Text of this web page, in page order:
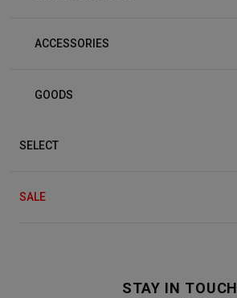
ACCESSORIES
GOODS
SELECT
SALE
STAY IN TOUCH